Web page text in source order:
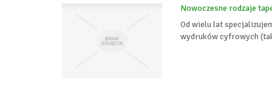
Nowoczesne rodzaje
Od wielu lat
wydruków cyfrowych